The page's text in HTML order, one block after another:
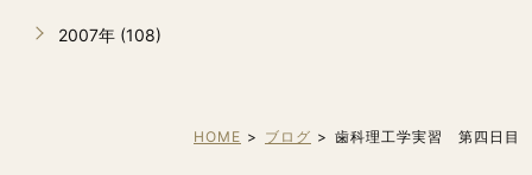
2007年 (108)
HOME ブログ 歯科理工学実習 第四日目